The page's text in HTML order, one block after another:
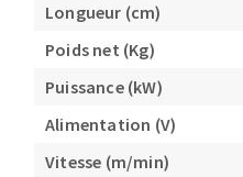
Longueur (cm)
Poids net (Kg)
Puissance (kW)
Alimentation (V)
Vitesse (m/min)